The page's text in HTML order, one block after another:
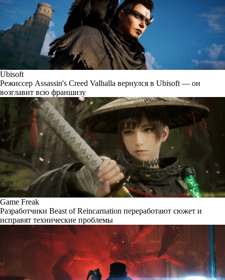
Ubisoft
Режиссер Assassin's Creed Valhalla вернулся в Ubisoft — он
возглавит всю франшизу
Game Freak
Разработчики Beast of Reincarnation переработают сюжет и
исправят технические проблемы